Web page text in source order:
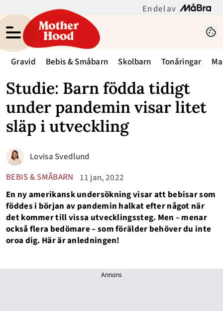
En del av
Gravid Bebis & Småbarn Skolbarn Tonåringar
Studie: Barn födda tidigt
under pandemin visar litet
släp i utveckling
BEBIS & SMÅBARN 11 jan, 2022
Lovisa Svedlund
En ny amerikansk undersökning visar att bebisar som
föddes i början av pandemin halkat efter något när
det kommer till vissa utvecklingssteg. Men – menar
också flera bedömare – som förälder behöver du inte
oroa dig. Här är anledningen!
Annons